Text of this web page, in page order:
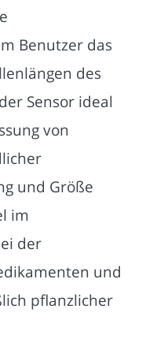
Benutzer das
des
Sensor ideal
von
und Größe
im
der
und
pflanzlicher